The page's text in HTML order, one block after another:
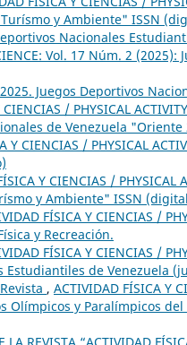
y Ambiente" ISSN
Nacionales
Vol. 17 Núm. 2
Juegos Deportivos
/ PHYSICAL
de Venezuela
Y CIENCIAS / PHYSICAL
Y CIENCIAS / PHYSICAL
y Ambiente" ISSN
FÍSICA Y CIENCIAS /
y Recreación.
FÍSICA Y CIENCIAS /
Estudiantiles de Venezuela
, ACTIVIDAD FÍSICA Y
Olímpicos y Paralímpicos